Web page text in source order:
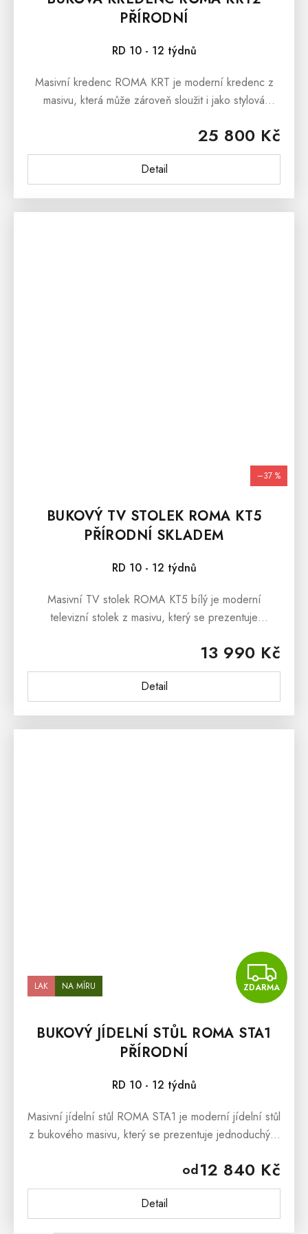
PŘÍRODNÍ
RD 10 - 12 týdnů
25 800 Kč
Detail
Masivní kredenc ROMA KRT je moderní kredenc z
masivu, která může zároveň sloužit i jako stylová
a krásnou dřevitou...
–37 %
BUKOVÝ TV STOLEK ROMA KT5
PŘÍRODNÍ SKLADEM
RD 10 - 12 týdnů
13 990 Kč
Detail
Masivní TV stolek ROMA KT5 bílý je moderní
televizní stolek z masivu, který se prezentuje
Masivní TV stolek ROMA je...
LAK NA MÍRU ZDARMA
BUKOVÝ JÍDELNÍ STŮL ROMA STA1
PŘÍRODNÍ
RD 10 - 12 týdnů
od12 840 Kč
Detail
Masivní jídelní stůl ROMA STA1 je moderní jídelní stůl
z bukového masivu, který se prezentuje jednoduchými